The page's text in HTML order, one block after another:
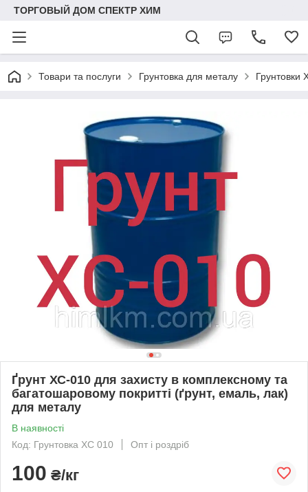
ТОРГОВЫЙ ДОМ СПЕКТР ХИМ
Товари та послуги Грунтовка для металу
Ґрунт ХС-010 для захисту в комплексному та
багатошаровому покритті (ґрунт, емаль, лак)
для металу
В наявності
Код: Грунтовка ХС 010
Опт і роздріб
100 ₴/кг